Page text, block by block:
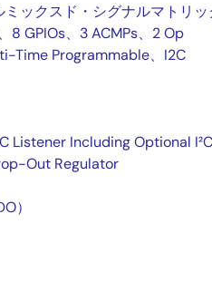
ックスド・シグナルマトリッ
8 GPIOs、3 ACMPs、2 Op
Time Programmable、I2C
Listener Including Optional I²C
Out Regulator
）